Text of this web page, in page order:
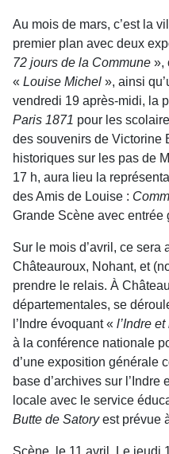
Au mois de mars, c’est la
premier plan avec deux
72 jours de la Commune »,
« Louise Michel », ainsi
vendredi 19 après-midi, la
Paris 1871 pour les
des souvenirs de Victorine
historiques sur les pas de
17 h, aura lieu la
des Amis de Louise :
Grande Scène avec entrée
Sur le mois d’avril, ce sera
Châteauroux, Nohant, et
prendre le relais. À
départementales, se
l’Indre évoquant « l’Indre
à la conférence nationale
d’une exposition générale
base d’archives sur l’Indre
locale avec le service
Butte de Satoryest prévue
Scène, le 11 avril. Le jeudi